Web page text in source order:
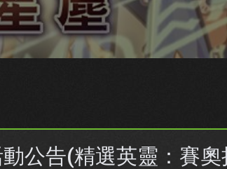
公告(精選英靈：賽奧